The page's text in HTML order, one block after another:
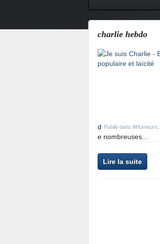
charlie hebdo
Publié dans #Humeurs
d
e nombreuses...
Lire la suite